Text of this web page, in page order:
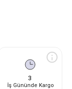
3
İş Gününde Kargo